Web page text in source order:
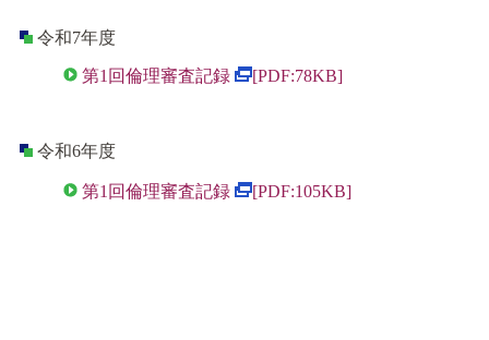
令和7年度
第1回倫理審査記録 [PDF:78KB]
令和6年度
第1回倫理審査記録 [PDF:105KB]